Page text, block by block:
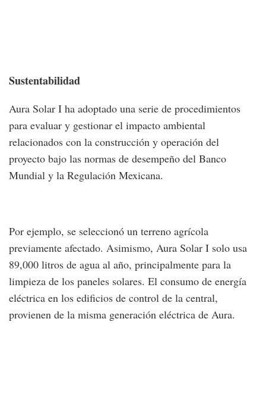
Sustentabilidad
Aura Solar I ha adoptado una serie de procedimientos
para evaluar y gestionar el impacto ambiental
relacionados con la construcción y operación del
proyecto bajo las normas de desempeño del Banco
Mundial y la Regulación Mexicana.
Por ejemplo, se seleccionó un terreno agrícola
previamente afectado. Asimismo, Aura Solar I solo usa
89,000 litros de agua al año, principalmente para la
limpieza de los paneles solares. El consumo de energía
eléctrica en los edificios de control de la central,
provienen de la misma generación eléctrica de Aura.